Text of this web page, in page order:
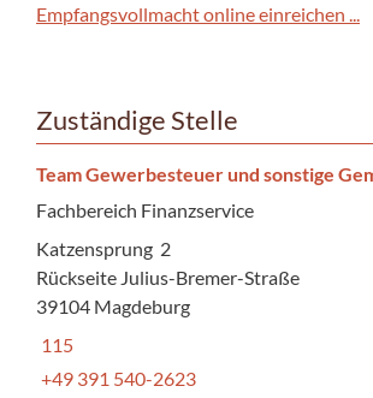
Empfangsvollmacht online einreichen ...
Zuständige Stelle
Team Gewerbesteuer und sonstige
Fachbereich Finanzservice
Katzensprung 2
Rückseite Julius-Bremer-Straße
39104 Magdeburg
115
+49 391 540-2623